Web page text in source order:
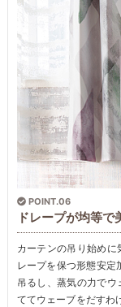
POINT.06
ドレープが均等
カーテンの吊り始め
レープを保つ形態安定
吊るし、蒸気の力で
ててウェーブをだすわ